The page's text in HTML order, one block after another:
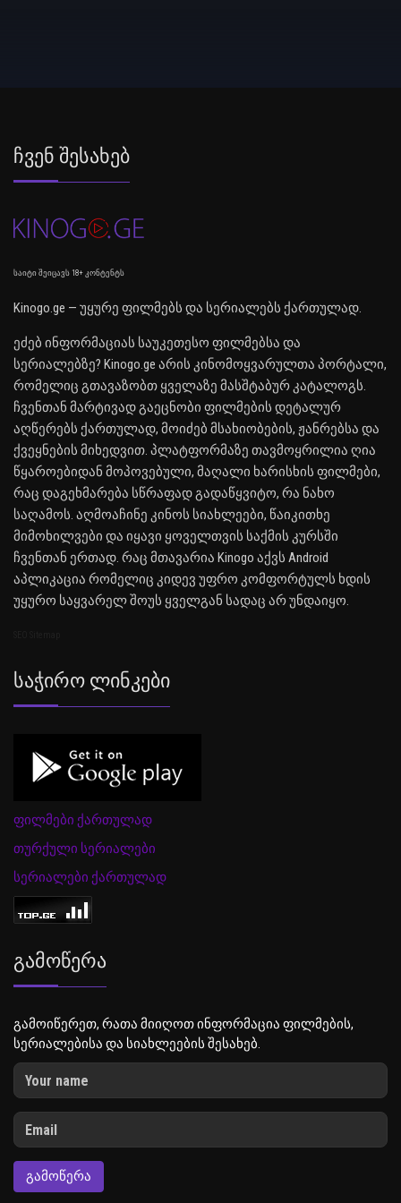
Ჩვენ Შესახებ
საიტი შეიცავს 18+ კონტენტს
Kinogo.ge — უყურე ფილმებს და სერიალებს ქართულად.
ეძებ ინფორმაციას საუკეთესო ფილმებსა და
სერიალებზე? Kinogo.ge არის კინომოყვარულთა პორტალი,
რომელიც გთავაზობთ ყველაზე მასშტაბურ კატალოგს.
ჩვენთან მარტივად გაეცნობი ფილმების დეტალურ
აღწერებს ქართულად, მოიძებ მსახიობების, ჟანრებსა და
ქვეყნების მიხედვით. პლატფორმაზე თავმოყრილია ღია
წყაროებიდან მოპოვებული, მაღალი ხარისხის ფილმები,
რაც დაგეხმარება სწრაფად გადაწყვიტო, რა ნახო
საღამოს. აღმოაჩინე კინოს სიახლეები, წაიკითხე
მიმოხილვები და იყავი ყოველთვის საქმის კურსში
ჩვენთან ერთად. რაც მთავარია Kinogo აქვს Android
აპლიკაცია რომელიც კიდევ უფრო კომფორტულს ხდის
უყურო საყვარელ შოუს ყველგან სადაც არ უნდაიყო.
Საჭირო Ლინკები
ფილმები ქართულად
თურქული სერიალები
სერიალები ქართულად
Გამოწერა
გამოიწერეთ, რათა მიიღოთ ინფორმაცია ფილმების,
სერიალებისა და სიახლეების შესახებ.
ᲒᲐᲛᲝᲬᲔᲠᲐ